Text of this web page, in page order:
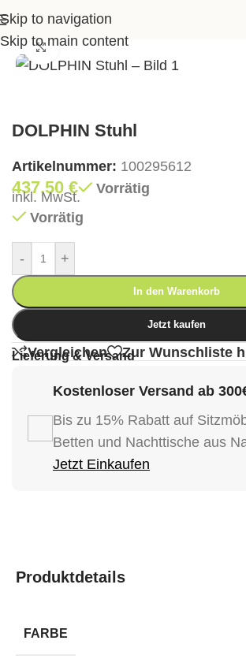
Skip to navigation
Skip to main content
Startseite> Shop>
Klick zum Vergrößern
DOLPHIN Stuhl
Artikelnummer: 100295612
437,50€ Vorrätig
inkl. MwSt.
Vorrätig
- +
In den Warenkorb
Jetzt kaufen
Vergleichen Zur Wunschliste
Lieferung & Versand
Kostenloser Versand ab
Bis zu 15% Rabatt auf
Betten und Nachttische aus
Jetzt Einkaufen
Produktdetails
FARBE